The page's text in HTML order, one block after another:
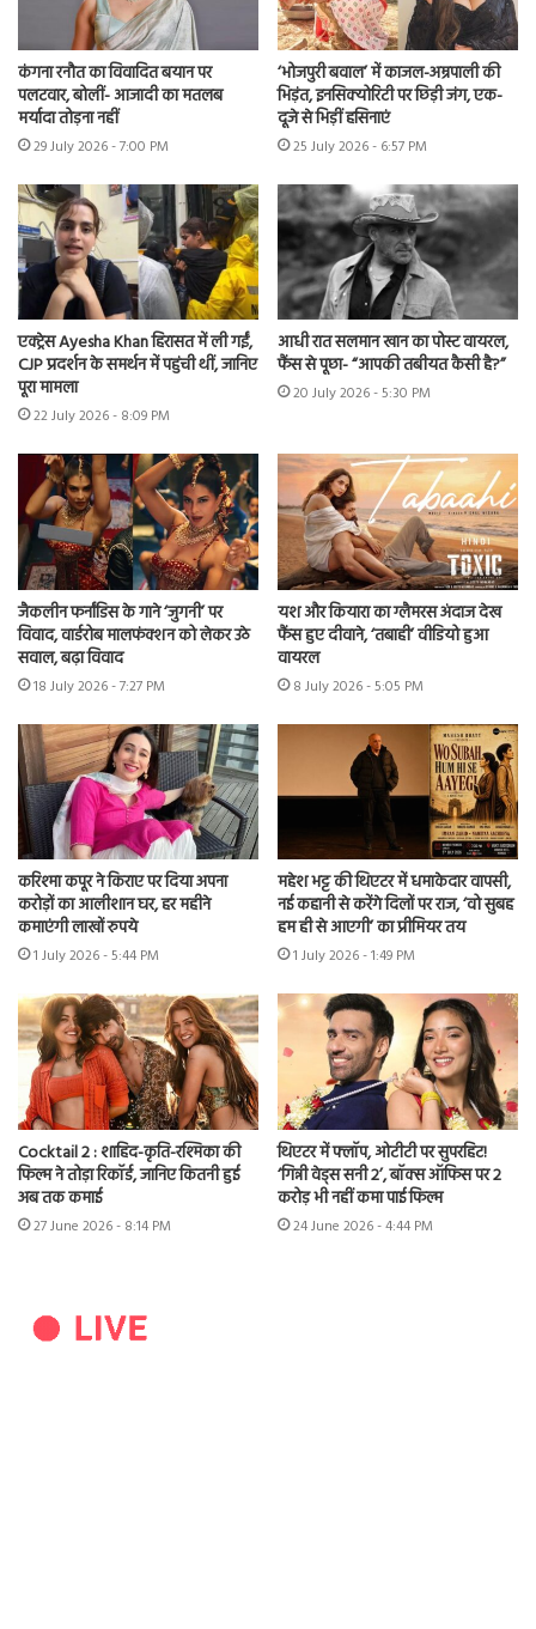
कंगना रनौत का विवादित बयान पर
पलटवार, बोलीं- आजादी का मतलब
मर्यादा तोड़ना नहीं
29 July 2026 - 7:00 PM
‘भोजपुरी बवाल’ में काजल-अम्रपाली की
भिड़ंत, इनसिक्योरिटी पर छिड़ी जंग, एक-
दूजे से भिड़ीं हसिनाएं
25 July 2026 - 6:57 PM
एक्ट्रेस Ayesha Khan हिरासत में ली गईं,
CJP प्रदर्शन के समर्थन में पहुंची थीं, जानिए
पूरा मामला
22 July 2026 - 8:09 PM
आधी रात सलमान खान का पोस्ट वायरल,
फैंस से पूछा- “आपकी तबीयत कैसी है?”
20 July 2026 - 5:30 PM
जैकलीन फर्नांडिस के गाने ‘जुगनी’ पर
विवाद, वार्डरोब मालफंक्शन को लेकर उठे
सवाल, बढ़ा विवाद
18 July 2026 - 7:27 PM
यश और कियारा का ग्लैमरस अंदाज देख
फैंस हुए दीवाने, ‘तबाही’ वीडियो हुआ
वायरल
8 July 2026 - 5:05 PM
करिश्मा कपूर ने किराए पर दिया अपना
करोड़ों का आलीशान घर, हर महीने
कमाएंगी लाखों रुपये
1 July 2026 - 5:44 PM
महेश भट्ट की थिएटर में धमाकेदार वापसी,
नई कहानी से करेंगे दिलों पर राज, ‘वो सुबह
हम ही से आएगी’ का प्रीमियर तय
1 July 2026 - 1:49 PM
Cocktail 2 : शाहिद-कृति-रश्मिका की
फिल्म ने तोड़ा रिकॉर्ड, जानिए कितनी हुई
अब तक कमाई
27 June 2026 - 8:14 PM
थिएटर में फ्लॉप, ओटीटी पर सुपरहिट!
‘गिन्नी वेड्स सनी 2’, बॉक्स ऑफिस पर 2
करोड़ भी नहीं कमा पाई फिल्म
24 June 2026 - 4:44 PM